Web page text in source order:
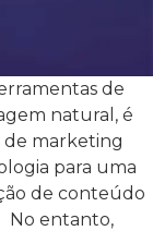
de
natural, é
de marketing
para uma
de conteúdo
No entanto,